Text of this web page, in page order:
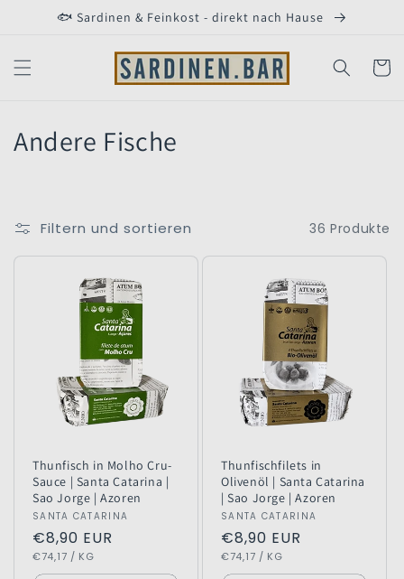
zum🐟 Sardinen & Feinkost - direkt nach Hause
K
e
Andere Fische
Filtern und sortieren 36 Produkte
Thunfisch in Molho Cru-
Sauce | Santa Catarina |
Sao Jorge | Azoren
Anbieter:
SANTA CATARINA
Normaler
Preis
€8,90 EUR
GRUNDPREIS
€74,17 / PRO
KG
Thunfischfilets in
Olivenöl | Santa Catarina
| Sao Jorge | Azoren
Anbieter:
SANTA CATARINA
Normaler
Preis
€8,90 EUR
GRUNDPREIS
€74,17 / PRO
KG